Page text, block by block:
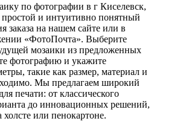
по фотографии в г Киселевск,
простой и интуитивно понятный
заказа на нашем сайте или в
«ФотоПочта». Выберите
мозаики из предложенных
фотографию и укажите
такие как размер, материал и
Мы предлагаем широкий
печати: от классического
до инновационных решений,
холсте или пенокартоне.